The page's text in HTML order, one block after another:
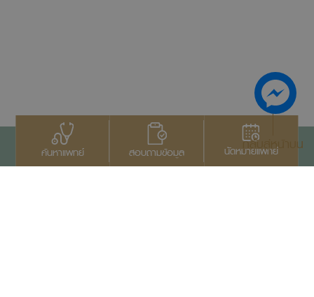
ค้นหาแพทย์ สอบถามข้อมูล นัดหมายแพทย์
กลับสู่หน้าบน